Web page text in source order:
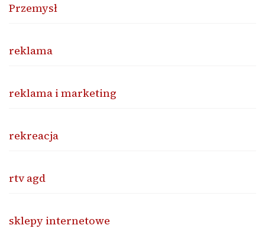
Przemysł
reklama
reklama i marketing
rekreacja
rtv agd
sklepy internetowe